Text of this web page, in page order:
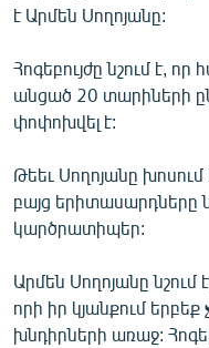
«Ազատության» բոլոր
է Արմեն Սողոյանը:
Հոգեբույժը նշում է,
անցած 20 տարիների
փոփոխվել է:
Թեեւ Սողոյանը
բայց երիտասարդները
կարծրատիպեր:
Արմեն Սողոյանը
որի իր կյանքում
խնդիրների առաջ: